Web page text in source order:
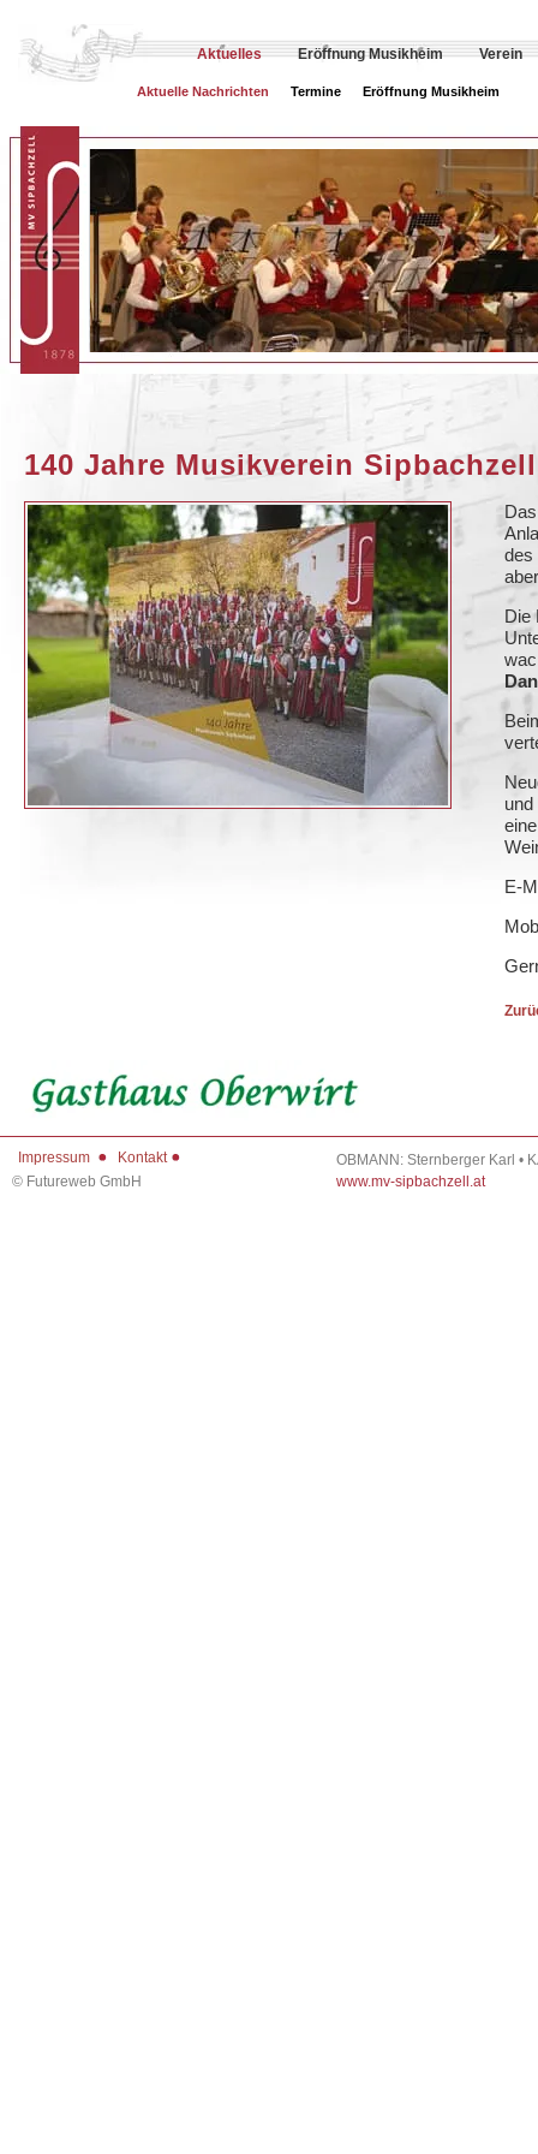
Aktuelles Eröffnung Musikheim Verein
Aktuelle Nachrichten Termine Eröffnung Musikheim
140 Jahre Musikverein
des
Die
E-
Impressum Kontakt
OBMANN: Sternberger Karl •
www.mv-sipbachzell.at
© Futureweb GmbH